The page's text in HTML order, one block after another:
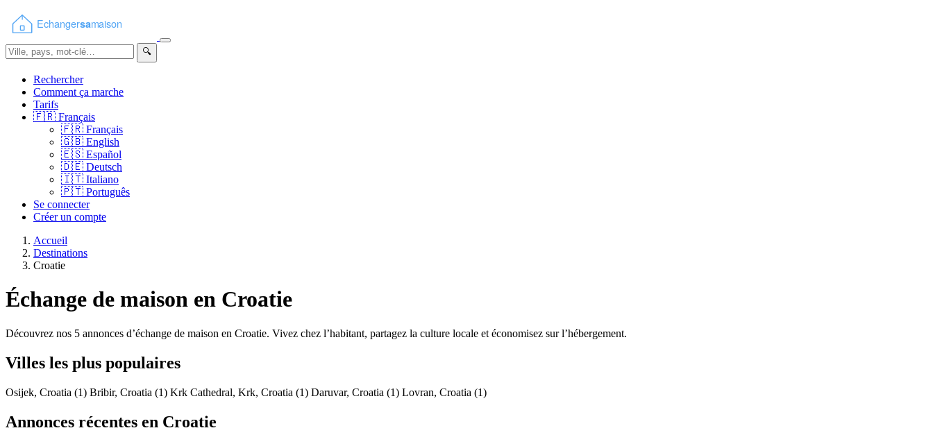
🔍
Rechercher
Comment ça marche
Tarifs
🇫🇷 Français
🇫🇷 Français
🇬🇧 English
🇪🇸 Español
🇩🇪 Deutsch
🇮🇹 Italiano
🇵🇹 Português
Se connecter
Créer un compte
Accueil
Destinations
Croatie
Échange de maison en Croatie
Découvrez nos 5 annonces d’échange de maison en Croatie. Vivez chez l’habitant, partagez la culture locale et économisez sur l’hébergement.
Villes les plus populaires
Osijek, Croatia (1) Bribir, Croatia (1) Krk Cathedral, Krk, Croatia (1) Daruvar, Croatia (1) Lovran, Croatia (1)
Annonces récentes en Croatie